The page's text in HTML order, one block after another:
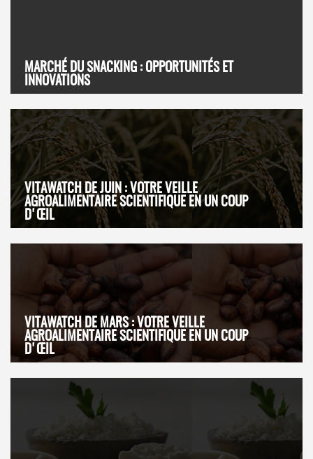
MARCHÉ DU SNACKING : OPPORTUNITÉS ET
INNOVATIONS
VITAWATCH DE JUIN : VOTRE VEILLE
AGROALIMENTAIRE SCIENTIFIQUE EN UN COUP
D'ŒIL
VITAWATCH DE MARS : VOTRE VEILLE
AGROALIMENTAIRE SCIENTIFIQUE EN UN COUP
D'ŒIL